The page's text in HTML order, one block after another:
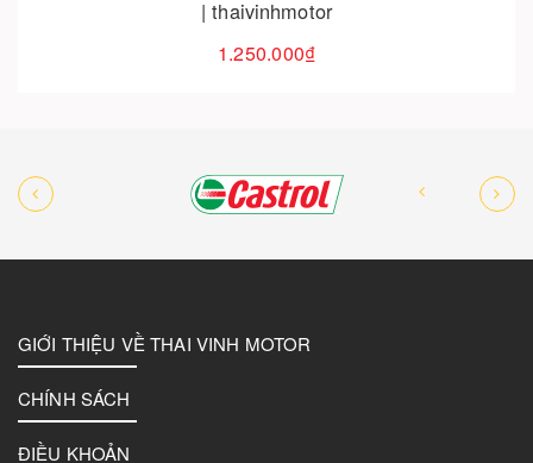
1.750.000₫
GIỚI THIỆU VỀ THAI VINH MOTOR
CHÍNH SÁCH
ĐIỀU KHOẢN